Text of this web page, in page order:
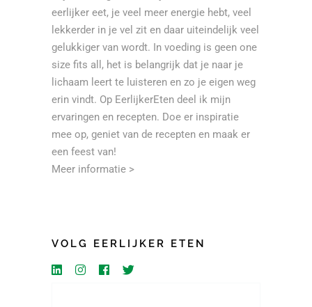
eerlijker eet, je veel meer energie hebt, veel
lekkerder in je vel zit en daar uiteindelijk veel
gelukkiger van wordt. In voeding is geen one
size fits all, het is belangrijk dat je naar je
lichaam leert te luisteren en zo je eigen weg
erin vindt. Op EerlijkerEten deel ik mijn
ervaringen en recepten. Doe er inspiratie
mee op, geniet van de recepten en maak er
een feest van!
Meer informatie >
VOLG EERLIJKER ETEN